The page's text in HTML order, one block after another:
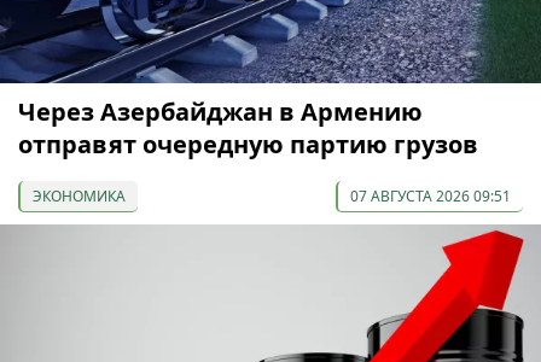
Через Азербайджан в Армению
отправят очередную партию грузов
ЭКОНОМИКА 07 АВГУСТА 2026 09:51